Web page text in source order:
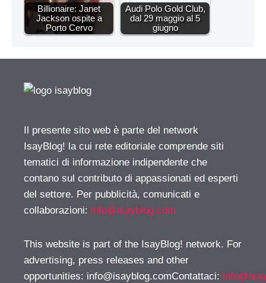
Billionaire: Janet
Jackson ospite a
Porto Cervo
Audi Polo Gold Club,
dal 29 maggio al 5
giugno
Il presente sito web è parte del network
IsayBlog! la cui rete editoriale comprende siti
tematici di informazione indipendente che
contano sul contributo di appassionati ed esperti
del settore. Per pubblicità, comunicati e
collaborazioni: info@isayblog.com
This website is part of the IsayBlog! network. For
advertising, press releases and other
opportunities: info@isayblog.comContattaci: